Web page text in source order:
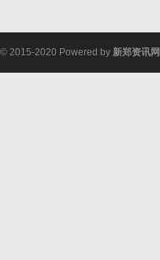
© 2015-2020 Powered by 新郑资讯网